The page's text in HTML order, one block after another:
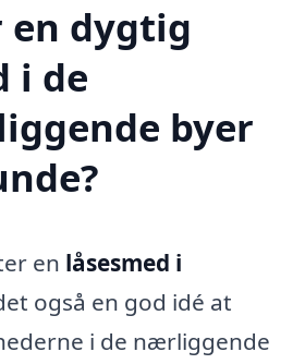
en dygtig
i de
byer
en låsesmed i
også en god idé at
i de nærliggende